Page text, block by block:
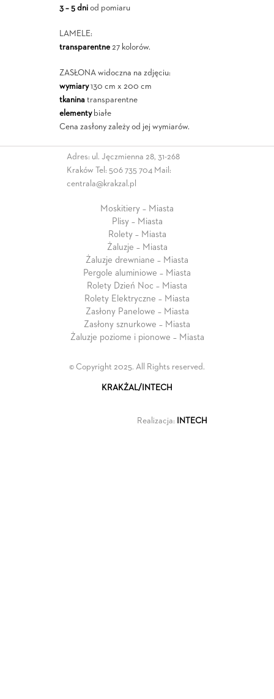
3 – 5 dniod pomiaru
LAMELE:
transparentne27 kolorów.
ZASŁONA widoczna na zdjęciu:
wymiary130 cm x 200 cm
tkaninatransparentne
elementybiałe
Cena zasłony zależy od jej wymiarów.
Adres: ul. Jęczmienna 28, 31-268
Kraków Tel: 506 735 704 Mail:
centrala@krakzal.pl
Moskitiery – Miasta
Plisy – Miasta
Rolety – Miasta
Żaluzje – Miasta
Żaluzje drewniane – Miasta
Pergole aluminiowe – Miasta
Rolety Dzień Noc – Miasta
Rolety Elektryczne – Miasta
Zasłony Panelowe – Miasta
Zasłony sznurkowe – Miasta
Żaluzje poziome i pionowe – Miasta
© Copyright 2025. All Rights reserved.
KRAKŻAL/INTECH
Realizacja: INTECH